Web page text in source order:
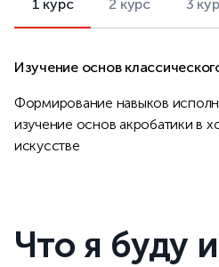
1 курс 2 курс 3
Изучение основ
Формирование навыков
изучение основ акробатики в
искусстве
Что я буду